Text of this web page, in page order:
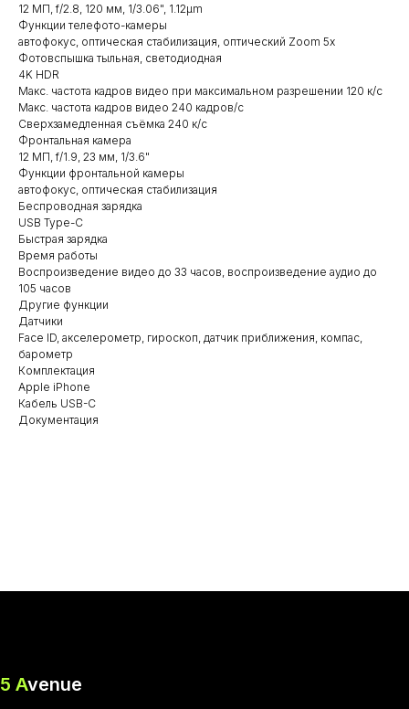
12 МП, f/2.8, 120 мм, 1/3.06", 1.12µm
Функции телефото-камеры
автофокус, оптическая стабилизация, оптический Zoom 5x
Фотовспышка тыльная, светодиодная
4K HDR
Макс. частота кадров видео при максимальном разрешении 120 к/с
Макс. частота кадров видео 240 кадров/с
Сверхзамедленная съёмка 240 к/с
Фронтальная камера
12 МП, f/1.9, 23 мм, 1/3.6"
Функции фронтальной камеры
автофокус, оптическая стабилизация
Беспроводная зарядка
USB Type-C
Быстрая зарядка
Время работы
Воспроизведение видео до 33 часов, воспроизведение аудио до
105 часов
Другие функции
Датчики
Face ID, акселерометр, гироскоп, датчик приближения, компас,
барометр
Комплектация
Apple iPhone
Кабель USB-C
Документация
5 Avenue